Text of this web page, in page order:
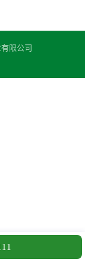
限公司